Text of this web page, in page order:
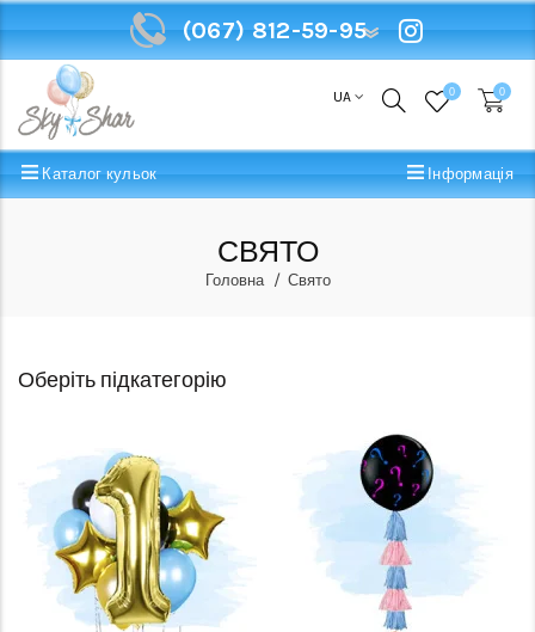
(067) 812-59-95
UA 0 0
Каталог кульок Інформація
СВЯТО
Головна Свято
Оберіть підкатегорію